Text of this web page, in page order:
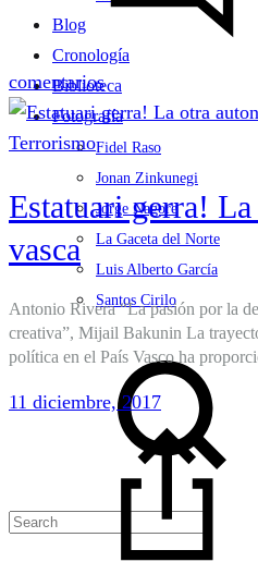
Blog
Cronología
Biblioteca
Fotografía
Fidel Raso
Jonan Zinkunegi
Jorge Nagore
La Gaceta del Norte
Luis Alberto García
Santos Cirilo
Search
comentariosen
Lecciones
de
vida
Terrorismo
Estatuari gerra!
vasca
Antonio Rivera “La pasión por la
creativa”, Mijail Bakunin La
política en el País Vasco ha
11 diciembre, 2017